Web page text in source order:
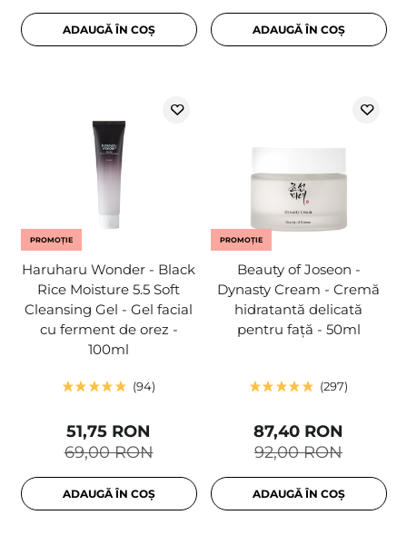
ADAUGĂ ÎN COȘ ADAUGĂ ÎN COȘ
PROMOȚIE
Haruharu Wonder - Black
Rice Moisture 5.5 Soft
Cleansing Gel - Gel facial
cu ferment de orez -
100ml
94
69,00 RON
51,75 RON
ADAUGĂ ÎN COȘ
PROMOȚIE
Beauty of Joseon -
Dynasty Cream - Cremă
hidratantă delicată
pentru față - 50ml
297
92,00 RON
87,40 RON
ADAUGĂ ÎN COȘ